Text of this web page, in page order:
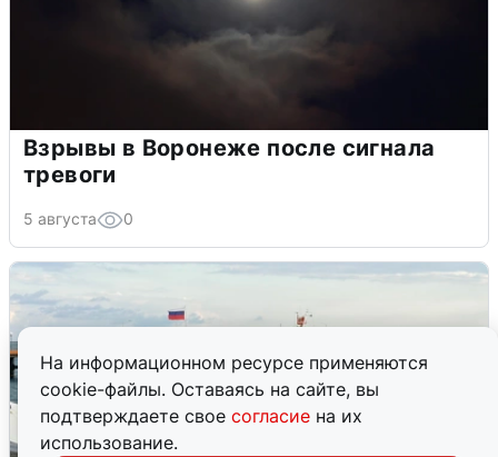
На информационном ресурсе применяются
cookie-файлы. Оставаясь на сайте, вы
подтверждаете свое согласие на их
использование.
Взрывы в Воронеже после сигнала
тревоги
5 августа 0